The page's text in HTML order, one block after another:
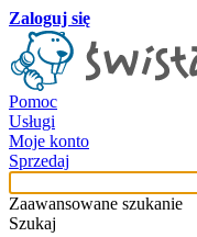
Zaloguj się
Pomoc
Usługi
Moje konto
Sprzedaj
Zaawansowane szukanie
Szukaj